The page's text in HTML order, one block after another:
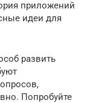
приложений
идеи для
развить
Попробуйте